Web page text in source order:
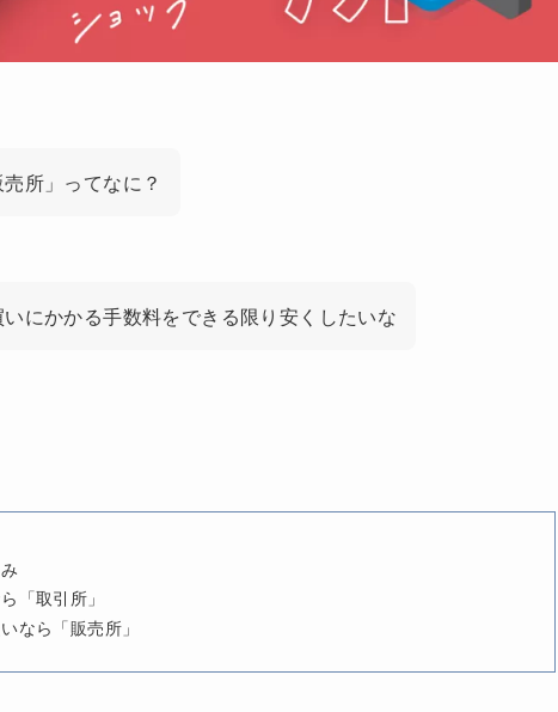
所」ってなに？
にかかる手数料をできる限り安くしたいな
「取引所」
なら「販売所」